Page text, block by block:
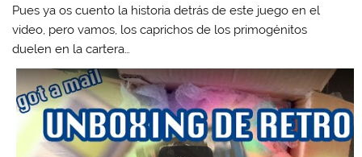
Pues ya os cuento la historia detrás de este juego en el
video, pero vamos, los caprichos de los primogénitos
duelen en la cartera…